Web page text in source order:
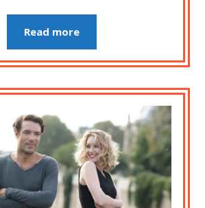
Read more